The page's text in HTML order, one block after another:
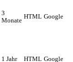
3
Monate
HTML Google
1 Jahr HTML Google